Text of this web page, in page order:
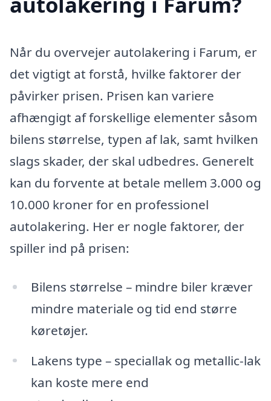
Når du overvejer autolakering i Farum, er
det vigtigt at forstå, hvilke faktorer der
påvirker prisen. Prisen kan variere
afhængigt af forskellige elementer såsom
bilens størrelse, typen af lak, samt hvilken
slags skader, der skal udbedres. Generelt
kan du forvente at betale mellem 3.000 og
10.000 kroner for en professionel
autolakering. Her er nogle faktorer, der
spiller ind på prisen:
Bilens størrelse – mindre biler kræver
mindre materiale og tid end større
køretøjer.
Lakens type – speciallak og metallic-lak
kan koste mere end